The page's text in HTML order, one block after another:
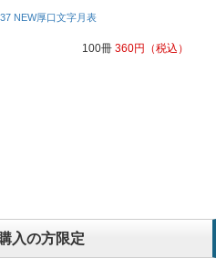
NEW厚口文字月表
100冊 360円 （税込）
入の方限定